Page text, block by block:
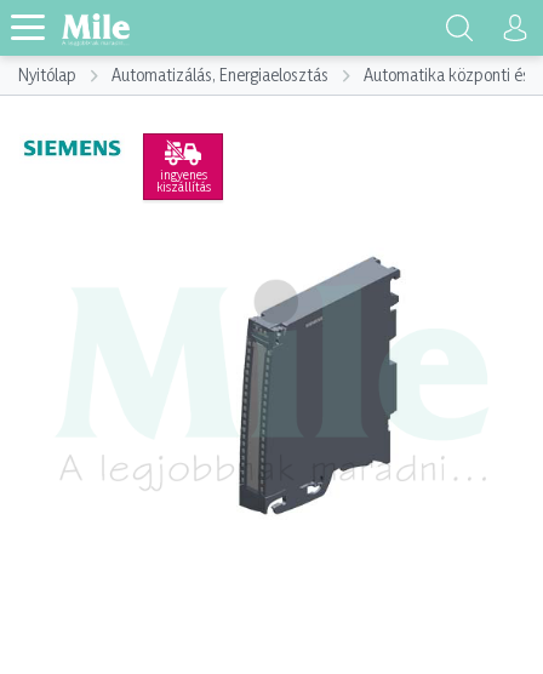
Nyitólap Automatizálás, Energiaelosztás Automatika központi és
ingyenes
kiszállítás